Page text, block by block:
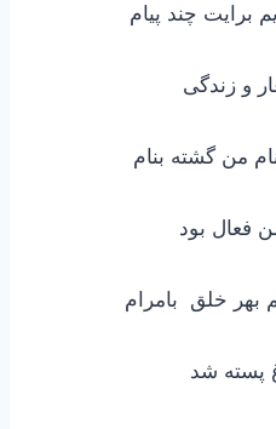
چند پیام
و زندگی
من گشته بنام
فعال بود
خلق بامرام
پسته شد